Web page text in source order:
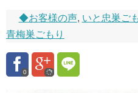
◆お客様の声, いと忠巣ご
青梅巣ごもり
0